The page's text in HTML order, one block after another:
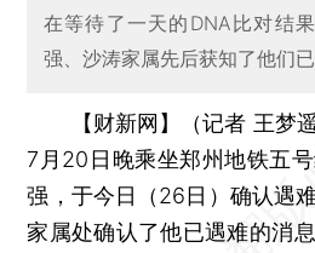
在等待了一天的DNA比对结
强、沙涛家属先后获知了他们
【财新网】（记者 王梦遥
7月20日晚乘坐郑州地铁五
强，于今日（26日）确认遇
家属处确认了他已遇难的消